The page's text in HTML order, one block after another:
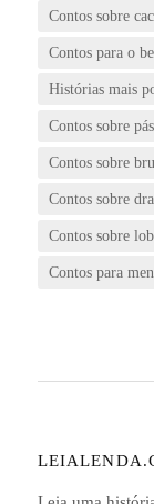
Contos sobre
Contos para o
Histórias mais
Contos sobre
Contos sobre
Contos sobre
Contos sobre
Contos para